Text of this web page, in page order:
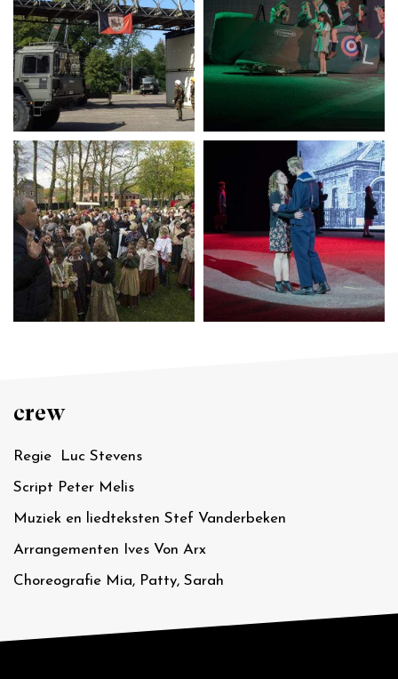
crew
Regie Luc Stevens
Script Peter Melis
Muziek en liedteksten Stef Vanderbeken
Arrangementen Ives Von Arx
Choreografie Mia, Patty, Sarah